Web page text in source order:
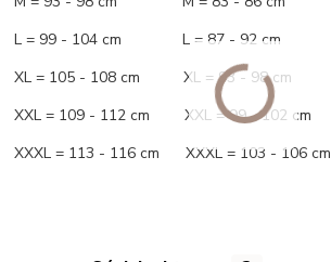
L = 99 - 104 cm L = 87 - 92 cm
XL = 105 - 108 cm XL = 93 - 98 cm
XXL = 109 - 112 cm XXL = 99 - 102 cm
XXXL = 113 - 116 cm XXXL = 103 - 106 cm